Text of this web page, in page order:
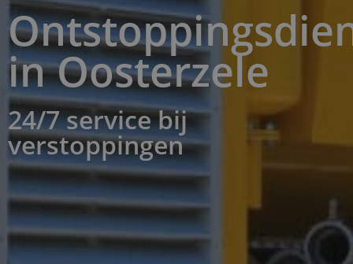
in Oosterzele
24/7 service bij
verstoppingen